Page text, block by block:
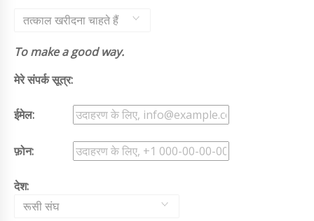
तत्काल खरीदना चाहते हैं
To make a good way.
मेरे संपर्क सूत्र:
ईमेल:
फ़ोन:
देश:
रूसी संघ